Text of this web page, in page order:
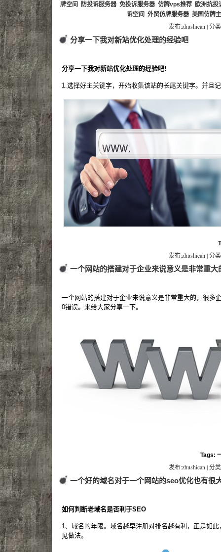
牌空间
防投诉服务器 免投诉服务器 仿牌vps推荐 欧洲抗投
诉空间 外贸仿牌服务器 美国仿牌
发布:zhushican | 分
分享一下我对新站优化处理的经验吧
分享一下我对新站优化处理的经验吧!
1.选择好主关键字，开始收集该站的长尾关键字。并且
发布:zhushican | 分
一个网站的搭建对于企业来说意义是非常重大
一个网站的搭建对于企业来说意义是非常重大的，很多
0错误。来给大家分享一下。
Tags:
发布:zhushican | 分
一个好的域名对于一个网站的seo优化也有很
如何判断老域名是否利于SEO
1、域名的年限。域名越早注册对排名越有利，正是如
见做法。